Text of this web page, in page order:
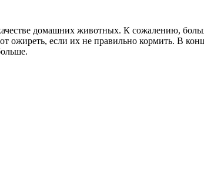
домашних животных. К сожалению,
ожиреть, если их не правильно кормить. В